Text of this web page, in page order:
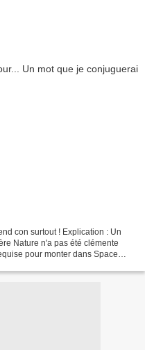
con surtout ! Explication : Un
Nature n'a pas été clémente
pour monter dans Space